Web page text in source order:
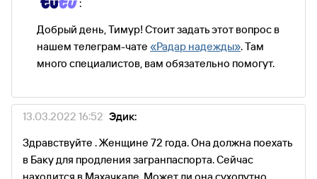
:
Добрый день, Тимур! Стоит задать этот вопрос в
нашем телеграм-чате «Радар надежды». Там
много специалистов, вам обязательно помогут.
13.03.2022 16:52 Эдик:
Здравствуйте . Женщине 72 года. Она должна поехать
в Баку для продления загранпаспорта. Сейчас